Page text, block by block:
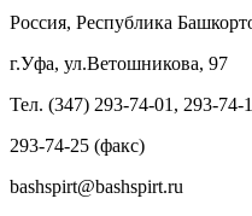
Россия, Республика
г.Уфа, ул.Ветошникова, 97
Тел. (347) 293-74-01, 293-74-
293-74-25 (факс)
bashspirt@bashspirt.ru